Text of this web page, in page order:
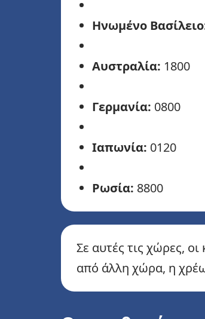
Ηνωμένο
Αυστραλία: 1800
Γερμανία: 0800
Ιαπωνία: 0120
Ρωσία: 8800
Σε αυτές τις χώρες,
από άλλη χώρα, η